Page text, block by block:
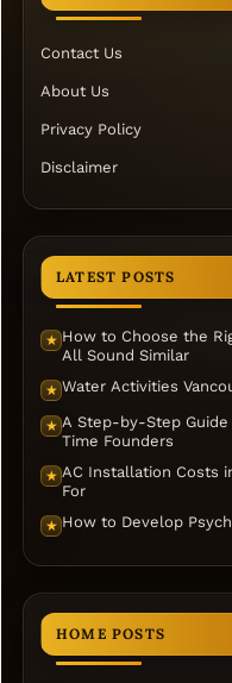
Contact Us
About Us
Privacy Policy
Disclaimer
LATEST POSTS
★ How to Choose the
All Sound Similar
★ Water Activities
★ A Step-by-Step
Time Founders
★ AC Installation Costs
For
★ How to Develop
HOME POSTS